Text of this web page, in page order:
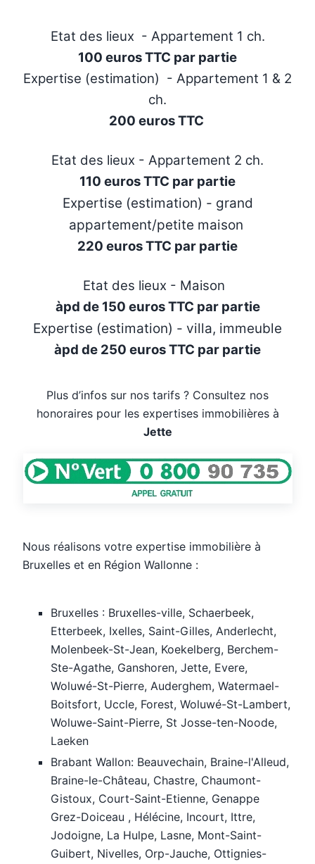
Etat des lieux - Appartement 1 ch.
100 euros TTC par partie
Expertise (estimation) - Appartement 1 & 2
ch.
200 euros TTC
Etat des lieux - Appartement 2 ch.
110 euros TTC par partie
Expertise (estimation) - grand
appartement/petite maison
220 euros TTC par partie
Etat des lieux - Maison
àpd de 150 euros TTC par partie
Expertise (estimation) - villa, immeuble
àpd de 250 euros TTC par partie
Plus d’infos sur nos tarifs ? Consultez nos
honoraires pour les expertises immobilières à
Jette
Nous réalisons votre expertise immobilière à
Bruxelles et en Région Wallonne :
Bruxelles : Bruxelles-ville, Schaerbeek,
Etterbeek, Ixelles, Saint-Gilles, Anderlecht,
Molenbeek-St-Jean, Koekelberg, Berchem-
Ste-Agathe, Ganshoren, Jette, Evere,
Woluwé-St-Pierre, Auderghem, Watermael-
Boitsfort, Uccle, Forest, Woluwé-St-Lambert,
Woluwe-Saint-Pierre, St Josse-ten-Noode,
Laeken
Brabant Wallon: Beauvechain, Braine-l'Alleud,
Braine-le-Château, Chastre, Chaumont-
Gistoux, Court-Saint-Etienne, Genappe
Grez-Doiceau , Hélécine, Incourt, Ittre,
Jodoigne, La Hulpe, Lasne, Mont-Saint-
Guibert, Nivelles, Orp-Jauche, Ottignies-